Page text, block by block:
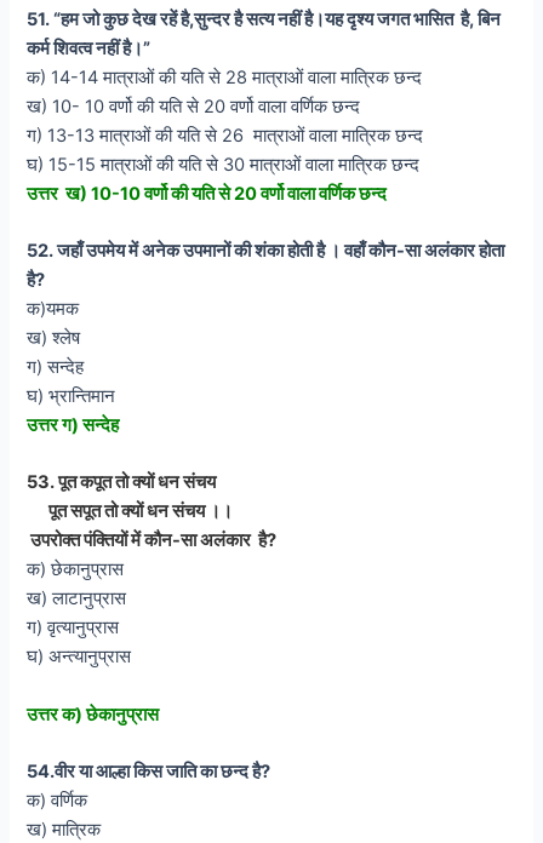
51. “हम जो कुछ देख रहें है,सुन्दर है सत्य नहीं है।यह दृश्य जगत भासित है, बिन
कर्म शिवत्व नहीं है।”
क) 14-14 मात्राओं की यति से 28 मात्राओं वाला मात्रिक छन्द
ख) 10- 10 वर्णो की यति से 20 वर्णो वाला वर्णिक छन्द
ग) 13-13 मात्राओं की यति से 26 मात्राओं वाला मात्रिक छन्द
घ) 15-15 मात्राओं की यति से 30 मात्राओं वाला मात्रिक छन्द
उत्तर ख) 10-10 वर्णो की यति से 20 वर्णो वाला वर्णिक छन्द
52. जहाँ उपमेय में अनेक उपमानों की शंका होती है । वहाँ कौन-सा अलंकार होता
है?
क)यमक
ख) श्लेष
ग) सन्देह
घ) भ्रान्तिमान
उत्तर ग) सन्देह
53. पूत कपूत तो क्यों धन संचय
पूत सपूत तो क्यों धन संचय ।।
उपरोक्त पंक्तियों में कौन-सा अलंकार है?
क) छेकानुप्रास
ख) लाटानुप्रास
ग) वृत्यानुप्रास
घ) अन्त्यानुप्रास
उत्तर क) छेकानुप्रास
54.वीर या आल्हा किस जाति का छन्द है?
क) वर्णिक
ख) मात्रिक